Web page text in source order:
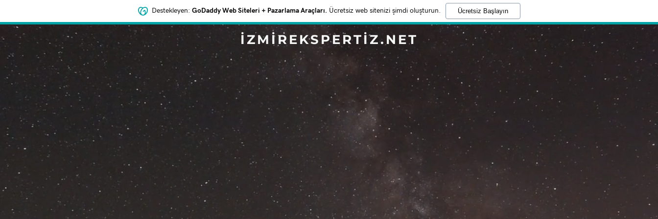
Destekleyen: GoDaddy Web Siteleri + Pazarlama Araçları. Ücretsiz web sitenizi şimdi oluşturun. Ücretsiz Başlayın
IZMIREKSPERTIZ.NET